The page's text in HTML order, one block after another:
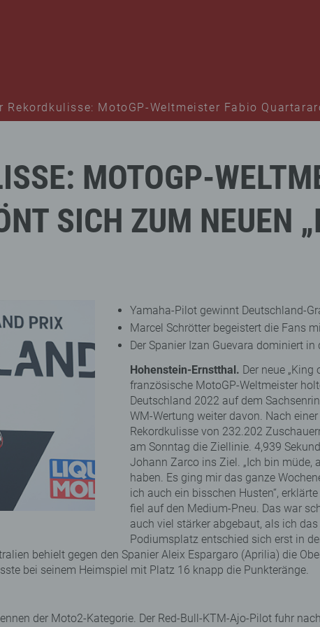
Rekordkulisse: MotoGP-Weltmeister Fabio
MOTOGP-
SICH ZUM NEUEN
Yamaha-Pilot gewinnt Deutschland-
Marcel Schrötter begeistert die Fans
Der Spanier Izan Guevara dominiert in
Hohenstein-Ernstthal. Der neue
französische MotoGP-Weltmeister
Deutschland 2022 auf dem
WM-Wertung weiter davon. Nach
Rekordkulisse von 232.202
am Sonntag die Ziellinie. 4,939
Johann Zarco ins Ziel. „Ich bin müde,
haben. Es ging mir das ganze
ich auch ein bisschen Husten“,
fiel auf den Medium-Pneu. Das war
auch viel stärker abgebaut, als ich das
Podiumsplatz entschied sich erst in
behielt gegen den Spanier Aleix Espargaro (Aprilia) die
bei seinem Heimspiel mit Platz 16 knapp die Punkteränge.
der Moto2-Kategorie. Der Red-Bull-KTM-Ajo-Pilot fuhr